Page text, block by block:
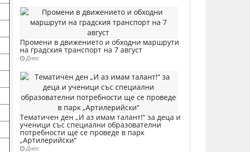
Промени в движението и обходни маршрути
на градския транспорт на 7 август
Днес
Тематичен ден „И аз имам талант!“ за деца и
ученици със специални образователни
потребности ще се проведе в парк
„Артилерийски“
Днес